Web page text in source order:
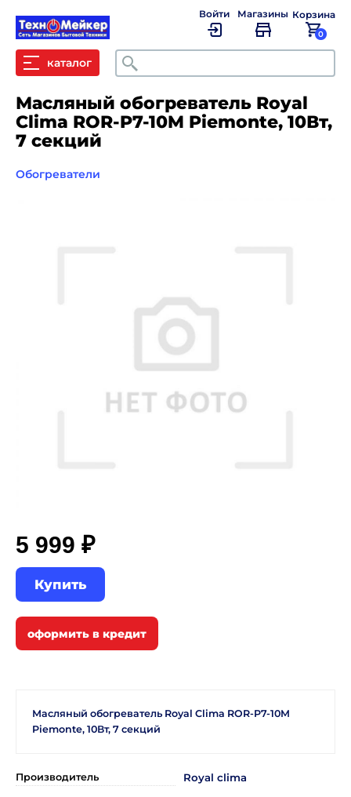
каталог Поиск
Войти Магазины Корзина
0
Масляный обогреватель Royal
Clima ROR-P7-10M Piemonte, 10Вт,
7 секций
Обогреватели
5 999 ₽
Купить
Масляный обогреватель Royal Clima ROR-P7-10M
Piemonte, 10Вт, 7 секций
Производитель Royal clima